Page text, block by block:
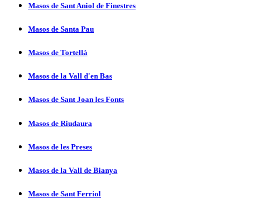
Masos de Sant Aniol de Finestres
Masos de Santa Pau
Masos de Tortellà
Masos de la Vall d'en Bas
Masos de Sant Joan les Fonts
Masos de Riudaura
Masos de les Preses
Masos de la Vall de Bianya
Masos de Sant Ferriol